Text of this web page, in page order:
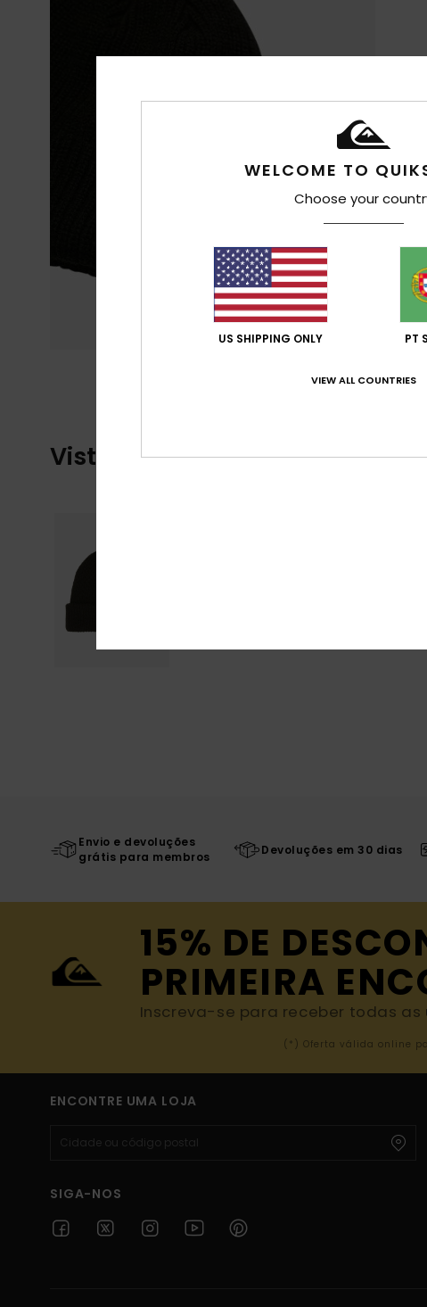
Vistos recentemente
Envio e devoluções
grátis para membros
Devoluções em 30 dias
15% DE
PRIMEIRA
Inscreva-se para receber todas
(*) Oferta válida online
ENCONTRE UMA LOJA
SIGA-NOS
WELCOME TO
Choose your
US SHIPPING ONLY PT
VIEW ALL COUNTRIES